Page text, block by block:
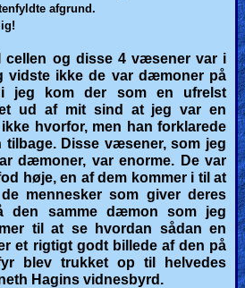
afgrund.
cellen og disse 4 væsener var i
vidste ikke de var dæmoner på
jeg kom der som en ufrelst
ud af mit sind at jeg var en
hvorfor, men han forklarede
tilbage. Disse væsener, som jeg
dæmoner, var enorme. De var
høje, en af dem kommer i til at
mennesker som giver deres
den samme dæmon som jeg
til at se hvordan sådan en
et rigtigt godt billede af den på
blev trukket op til helvedes
Hagins vidnesbyrd.